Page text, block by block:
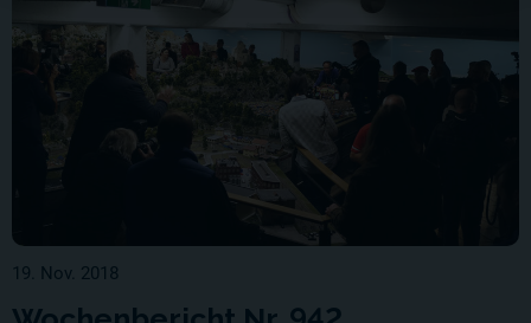
19. Nov. 2018